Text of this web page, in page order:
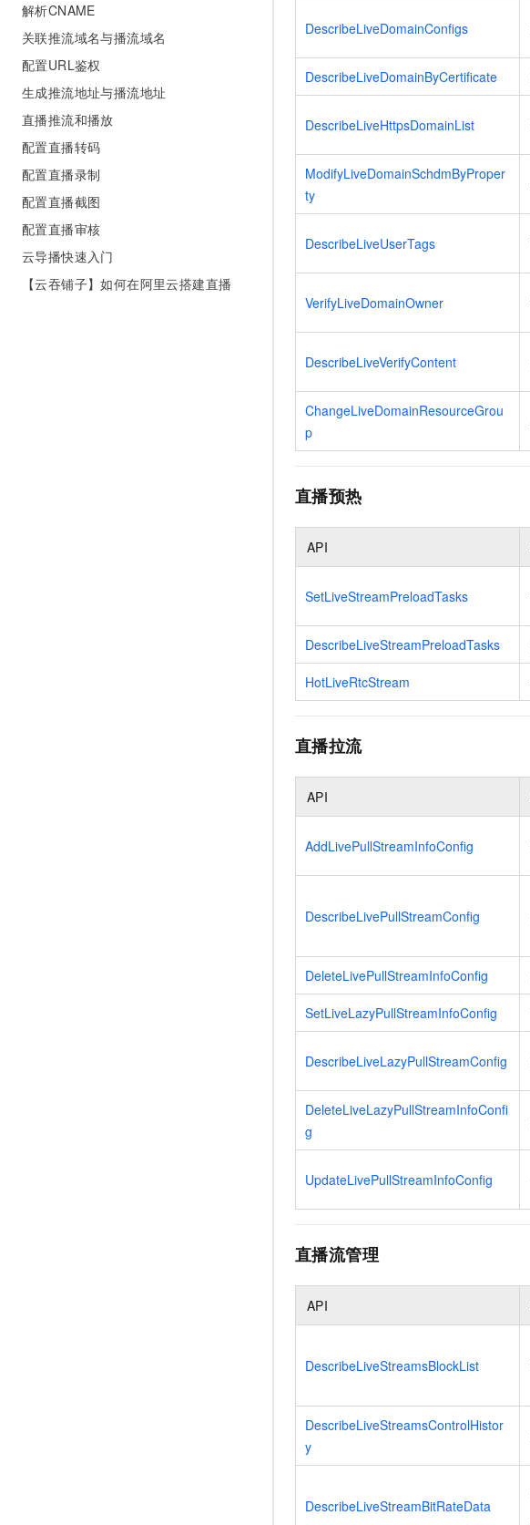
解析CNAME
关联推流域名与播流域名
配置URL鉴权
生成推流地址与播流地址
直播推流和播放
配置直播转码
配置直播录制
配置直播截图
配置直播审核
云导播快速入门
【云吞铺子】如何在阿里云搭建直播
DescribeLiveDomainConfigs
DescribeLiveDomainByCertificate
DescribeLiveHttpsDomainList
ModifyLiveDomainSchdmByProper
ty
DescribeLiveUserTags
VerifyLiveDomainOwner
DescribeLiveVerifyContent
ChangeLiveDomainResourceGrou
p
直播预热
API
SetLiveStreamPreloadTasks
DescribeLiveStreamPreloadTasks
HotLiveRtcStream
直播拉流
API
AddLivePullStreamInfoConfig
DescribeLivePullStreamConfig
DeleteLivePullStreamInfoConfig
SetLiveLazyPullStreamInfoConfig
DescribeLiveLazyPullStreamConfig
DeleteLiveLazyPullStreamInfoConfi
g
UpdateLivePullStreamInfoConfig
直播流管理
API
DescribeLiveStreamsBlockList
DescribeLiveStreamsControlHistor
y
DescribeLiveStreamBitRateData